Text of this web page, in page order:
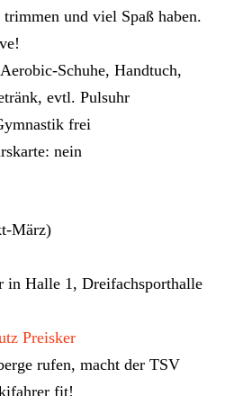
und viel Spaß haben.
Schuhe, Handtuch,
evtl. Pulsuhr
frei
nein
März)
in Halle 1, Dreifachsporthalle
Preisker
rufen, macht der TSV
fit!